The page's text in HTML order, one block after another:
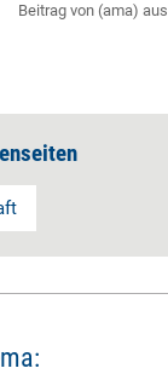
Beitrag von (ama) aus